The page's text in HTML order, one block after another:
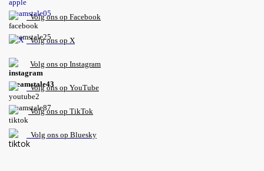
Volg ons op Facebook
Volg ons op X
Volg ons op Instagram
Volgons op YouTube
Volg ons op TikTok
Volg ons op Bluesky